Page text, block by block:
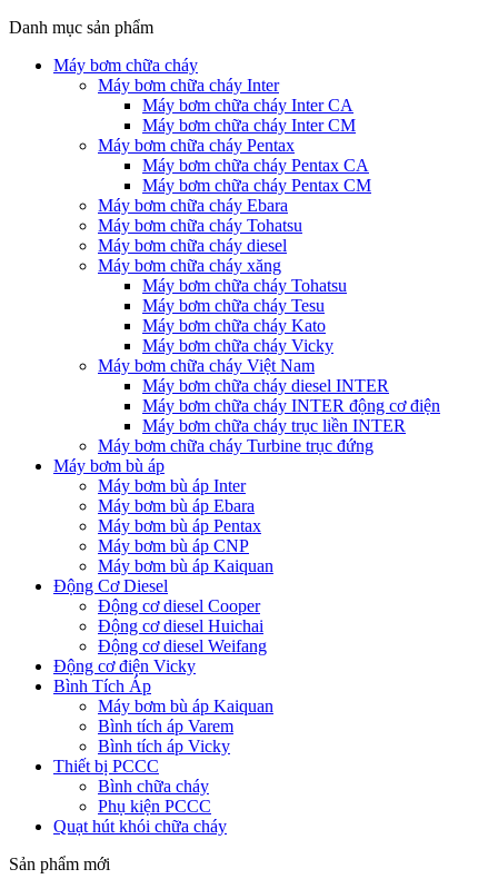
Danh mục sản phẩm
Máy bơm chữa cháy
Máy bơm chữa cháy Inter
Máy bơm chữa cháy Inter CA
Máy bơm chữa cháy Inter CM
Máy bơm chữa cháy Pentax
Máy bơm chữa cháy Pentax CA
Máy bơm chữa cháy Pentax CM
Máy bơm chữa cháy Ebara
Máy bơm chữa cháy Tohatsu
Máy bơm chữa cháy diesel
Máy bơm chữa cháy xăng
Máy bơm chữa cháy Tohatsu
Máy bơm chữa cháy Tesu
Máy bơm chữa cháy Kato
Máy bơm chữa cháy Vicky
Máy bơm chữa cháy Việt Nam
Máy bơm chữa cháy diesel INTER
Máy bơm chữa cháy INTER động cơ điện
Máy bơm chữa cháy trục liền INTER
Máy bơm chữa cháy Turbine trục đứng
Máy bơm bù áp
Máy bơm bù áp Inter
Máy bơm bù áp Ebara
Máy bơm bù áp Pentax
Máy bơm bù áp CNP
Máy bơm bù áp Kaiquan
Động Cơ Diesel
Động cơ diesel Cooper
Động cơ diesel Huichai
Động cơ diesel Weifang
Động cơ điện Vicky
Bình Tích Áp
Máy bơm bù áp Kaiquan
Bình tích áp Varem
Bình tích áp Vicky
Thiết bị PCCC
Bình chữa cháy
Phụ kiện PCCC
Quạt hút khói chữa cháy
Sản phẩm mới